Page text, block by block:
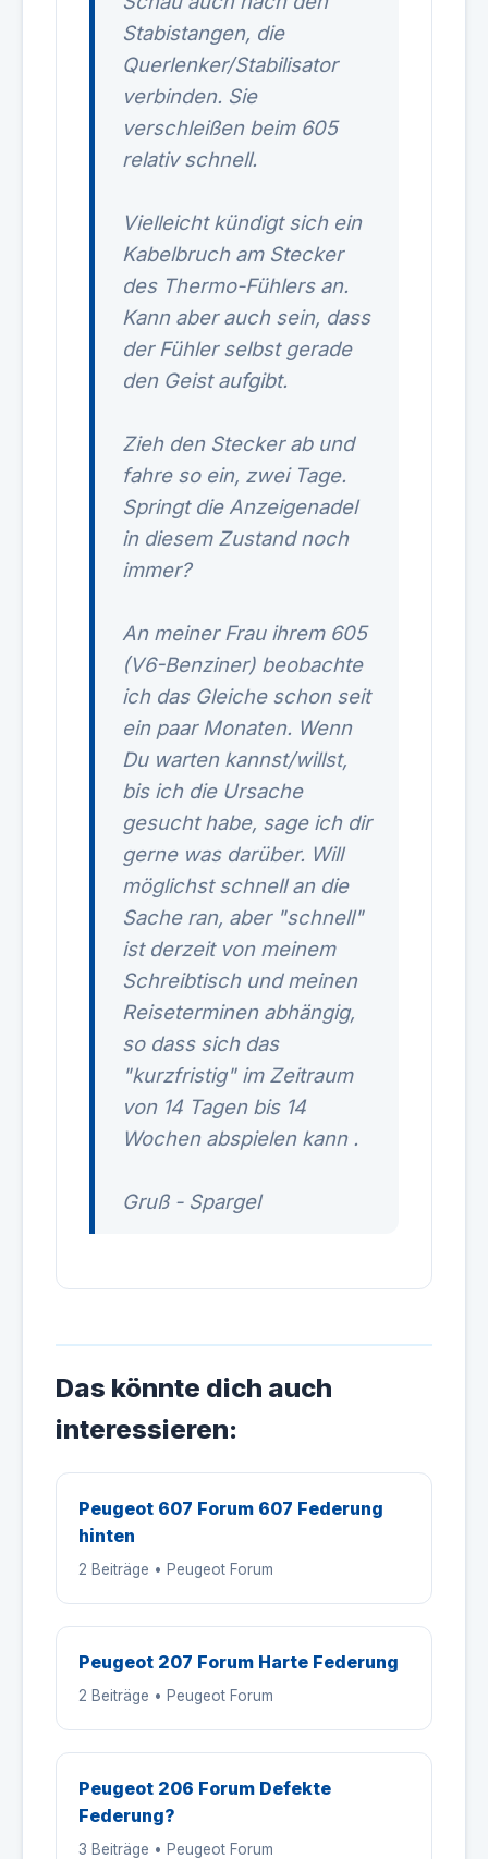
Stabistangen, die
Querlenker/Stabilisator
verbinden. Sie
verschleißen beim 605
relativ schnell.
Vielleicht kündigt sich ein
Kabelbruch am Stecker
des Thermo-Fühlers an.
Kann aber auch sein, dass
der Fühler selbst gerade
den Geist aufgibt.
Zieh den Stecker ab und
fahre so ein, zwei Tage.
Springt die Anzeigenadel
in diesem Zustand noch
immer?
An meiner Frau ihrem 605
(V6-Benziner) beobachte
ich das Gleiche schon seit
ein paar Monaten. Wenn
Du warten kannst/willst,
bis ich die Ursache
gesucht habe, sage ich dir
gerne was darüber. Will
möglichst schnell an die
Sache ran, aber "schnell"
ist derzeit von meinem
Schreibtisch und meinen
Reiseterminen abhängig,
so dass sich das
"kurzfristig" im Zeitraum
von 14 Tagen bis 14
Wochen abspielen kann .
Gruß - Spargel
Das könnte dich auch
interessieren:
Peugeot 607 Forum 607 Federung
hinten
2 Beiträge • Peugeot Forum
Peugeot 207 Forum Harte Federung
2 Beiträge • Peugeot Forum
Peugeot 206 Forum Defekte
Federung?
3 Beiträge • Peugeot Forum